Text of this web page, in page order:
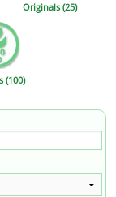
Originals (25)
(100)